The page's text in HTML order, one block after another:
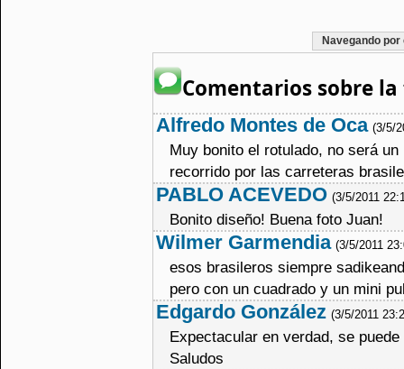
Navegando
Comentarios sobre
Alfredo Montes de Oca (3/5/
Muy bonito el rotulado, no será
recorrido por las carreteras
PABLO ACEVEDO (3/5/2011
Bonito diseño! Buena foto Juan!
Wilmer Garmendia (3/5/2011
esos brasileros siempre
pero con un cuadrado y un mini
Edgardo González (3/5/2011
Expectacular en verdad, se
Saludos